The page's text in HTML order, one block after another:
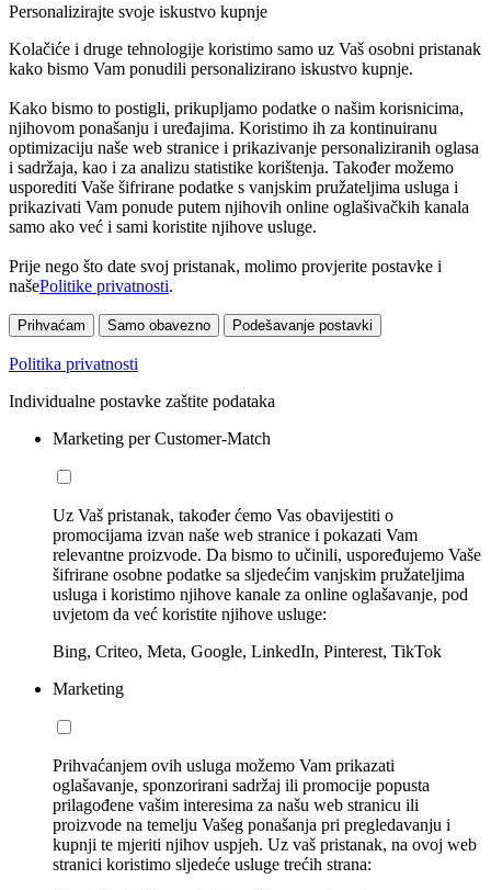
Personalizirajte svoje iskustvo kupnje
Kolačiće i druge tehnologije koristimo samo uz Vaš osobni pristanak
kako bismo Vam ponudili personalizirano iskustvo kupnje.
Kako bismo to postigli, prikupljamo podatke o našim korisnicima,
njihovom ponašanju i uređajima. Koristimo ih za kontinuiranu
optimizaciju naše web stranice i prikazivanje personaliziranih oglasa
i sadržaja, kao i za analizu statistike korištenja. Također možemo
usporediti Vaše šifrirane podatke s vanjskim pružateljima usluga i
prikazivati Vam ponude putem njihovih online oglašivačkih kanala
samo ako već i sami koristite njihove usluge.
Prije nego što date svoj pristanak, molimo provjerite postavke i
našePolitike privatnosti.
Prihvaćam Samo obavezno Podešavanje postavki
Politika privatnosti
Individualne postavke zaštite podataka
Marketing per Customer-Match
Uz Vaš pristanak, također ćemo Vas obavijestiti o
promocijama izvan naše web stranice i pokazati Vam
relevantne proizvode. Da bismo to učinili, uspoređujemo Vaše
šifrirane osobne podatke sa sljedećim vanjskim pružateljima
usluga i koristimo njihove kanale za online oglašavanje, pod
uvjetom da već koristite njihove usluge:
Bing, Criteo, Meta, Google, LinkedIn, Pinterest, TikTok
Marketing
Prihvaćanjem ovih usluga možemo Vam prikazati
oglašavanje, sponzorirani sadržaj ili promocije popusta
prilagođene vašim interesima za našu web stranicu ili
proizvode na temelju Vašeg ponašanja pri pregledavanju i
kupnji te mjeriti njihov uspjeh. Uz vaš pristanak, na ovoj web
stranici koristimo sljedeće usluge trećih strana: